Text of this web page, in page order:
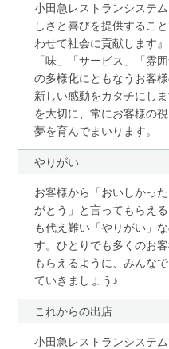
小田急レストランシステ
しさと喜びを提供するこ
わせて社会に貢献します
「味」「サービス」「雰
の多様化にともなうお客
新しい感動をカタチにし
を大切に、常にお客様の
夢を育んでまいります。
やりがい
お客様から「おいしかっ
がとう」と言ってもらえ
も代え難い「やりがい」
す。ひとりでも多くのお
もらえるように、みんな
ていきましょう♪
これからの出店
小田急レストランシステ